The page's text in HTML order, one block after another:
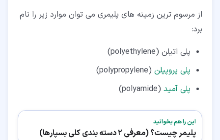
از مرسوم ترین زمینه های پلیمری می توان موارد زیر را نام
برد:
پلی اتیلن (polyethylene)
پلی پروپیلن (polypropylene)
پلی آمید (polyamide)
این را هم بخوانید
پلیمر چیست؟ (معرفی 2 دسته بندی کلی بسپارها)